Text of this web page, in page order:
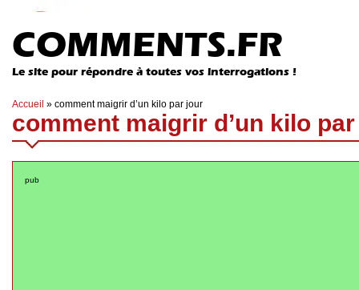
COMMENTS.FR
Le site pour répondre à toutes vos interrogations !
Accueil » comment maigrir d’un kilo par jour
comment maigrir d’un kilo
pub